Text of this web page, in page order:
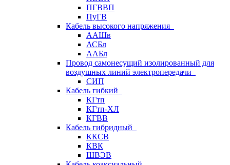
ПГВВП
ПуГВ
Кабель высокого напряжения
ААШв
АСБл
ААБл
Провод самонесущий изолированный для
воздушных линий электропередачи
СИП
Кабель гибкий
КГтп
КГтп-ХЛ
КГВВ
Кабель гибридный
ККСВ
КВК
ШВЭВ